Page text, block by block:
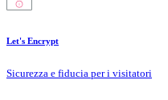
Let's Encrypt
Sicurezza e fiducia per i visitatori